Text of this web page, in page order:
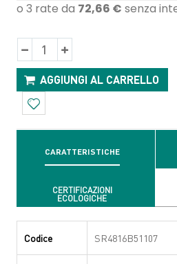
AGGIUNGI AL CARRELLO
CARATTERISTICHE
CERTIFICAZIONI
ECOLOGICHE
Codice SR4816B51107